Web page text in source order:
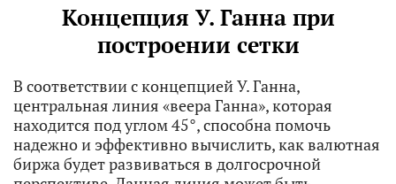
Концепция У. Ганна при
построении сетки
В соответствии с концепцией У. Ганна,
центральная линия «веера Ганна», которая
находится под углом 45°, способна помочь
надежно и эффективно вычислить, как валютная
биржа будет развиваться в долгосрочной